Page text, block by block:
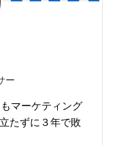
ー
マーケティング
たずに３年で敗